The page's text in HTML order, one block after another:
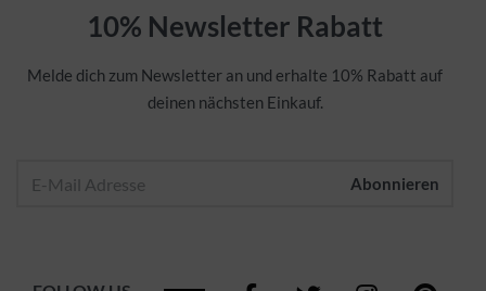
10% Newsletter Rabatt
Melde dich zum Newsletter an und erhalte 10% Rabatt auf
deinen nächsten Einkauf.